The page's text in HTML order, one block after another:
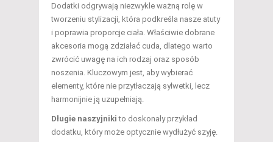
Dodatki odgrywają niezwykle ważną rolę w
tworzeniu stylizacji, która podkreśla nasze atuty
i poprawia proporcje ciała. Właściwie dobrane
akcesoria mogą zdziałać cuda, dlatego warto
zwrócić uwagę na ich rodzaj oraz sposób
noszenia. Kluczowym jest, aby wybierać
elementy, które nie przytłaczają sylwetki, lecz
harmonijnie ją uzupełniają.
Długie naszyjniki to doskonały przykład
dodatku, który może optycznie wydłużyć szyję.